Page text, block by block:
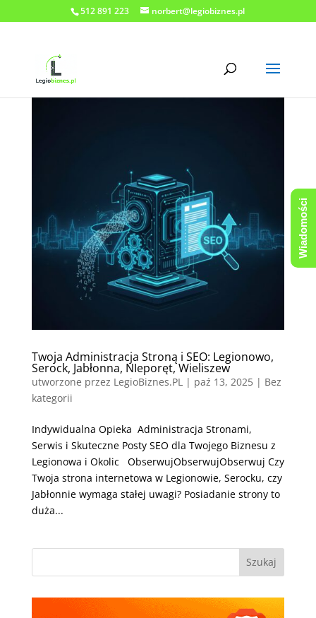
512 891 223 norbert@legiobiznes.pl
Twoja Administracja Stroną i SEO: Legionowo,
Serock, Jabłonna, NIeporęt, Wieliszew
utworzone przez LegioBiznes.PL | paź 13, 2025| Bez
kategorii
Indywidualna Opieka Administracja Stronami,
Serwis i Skuteczne Posty SEO dla Twojego Biznesu z
Legionowa i Okolic ObserwujObserwujObserwuj Czy
Twoja strona internetowa w Legionowie, Serocku, czy
Jabłonnie wymaga stałej uwagi? Posiadanie strony to
duża...
Wiadomości